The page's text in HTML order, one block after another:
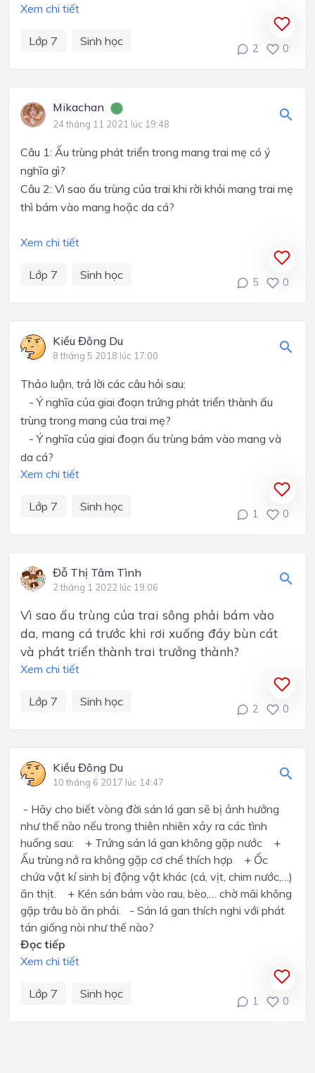
Xem chi tiết
Lớp 7 Sinh học
2 0
Mikachan
24 tháng 11 2021 lúc 19:48
Câu 1: Ấu trùng phát triển trong mang trai mẹ có ý
nghĩa gì?
Câu 2: Vì sao ấu trùng của trai khi rời khỏi mang trai mẹ
thì bám vào mang hoặc da cá?
Xem chi tiết
Lớp 7 Sinh học
5 0
Kiều Đông Du
8 tháng 5 2018 lúc 17:00
Thảo luận, trả lời các câu hỏi sau:
- Ý nghĩa của giai đoạn trứng phát triển thành ấu
trùng trong mang của trai mẹ?
- Ý nghĩa của giai đoạn ấu trùng bám vào mang và
da cá?
Xem chi tiết
Lớp 7 Sinh học
1 0
Đỗ Thị Tâm Tình
2 tháng 1 2022 lúc 19:06
Vì sao ấu trùng của trai sông phải bám vào
da, mang cá trước khi rơi xuống đáy bùn cát
và phát triển thành trai trưởng thành?
Xem chi tiết
Lớp 7 Sinh học
2 0
Kiều Đông Du
10 tháng 6 2017 lúc 14:47
- Hãy cho biết vòng đời sán lá gan sẽ bị ảnh hưởng
như thế nào nếu trong thiên nhiên xảy ra các tình
huống sau: + Trứng sán lá gan không gặp nước +
Ấu trùng nở ra không gặp cơ chế thích hợp + Ốc
chứa vật kí sinh bị động vật khác (cá, vịt, chim nước,…)
ăn thịt. + Kén sán bám vào rau, bèo,… chờ mãi không
gặp trâu bò ăn phải. - Sán lá gan thích nghi với phát
tán giống nòi như thế nào?
Đọc tiếp
Xem chi tiết
Lớp 7 Sinh học
1 0